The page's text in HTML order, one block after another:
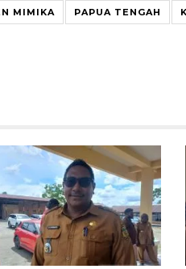
MIMIKA PAPUA TENGAH
"CAR
SABTU